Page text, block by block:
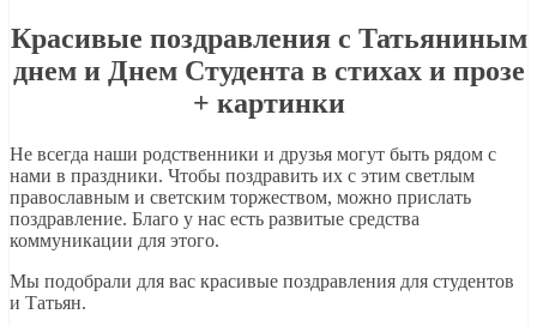
Красивые поздравления с Татьяниным
днем и Днем Студента в стихах и прозе
+ картинки
Не всегда наши родственники и друзья могут быть рядом с
нами в праздники. Чтобы поздравить их с этим светлым
православным и светским торжеством, можно прислать
поздравление. Благо у нас есть развитые средства
коммуникации для этого.
Мы подобрали для вас красивые поздравления для студентов
и Татьян.